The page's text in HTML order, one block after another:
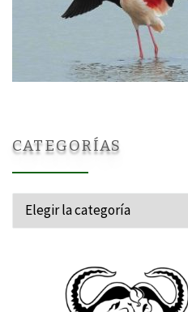
CATEGORÍAS
Categorías